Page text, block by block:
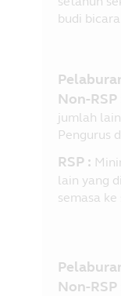
budi
Non-RSP
jumlah
Pengurus
RSP :
lain yang
semasa ke
Non-RSP